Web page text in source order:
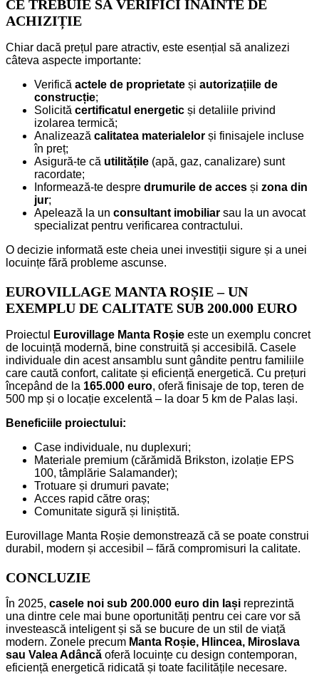
CE TREBUIE SĂ VERIFICI ÎNAINTE DE
ACHIZIȚIE
Chiar dacă prețul pare atractiv, este esențial să analizezi
câteva aspecte importante:
Verifică actele de proprietate și autorizațiile de
construcție;
Solicită certificatul energetic și detaliile privind
izolarea termică;
Analizează calitatea materialelor și finisajele incluse
în preț;
Asigură-te că utilitățile (apă, gaz, canalizare) sunt
racordate;
Informează-te despre drumurile de acces și zona din
jur;
Apelează la un consultant imobiliar sau la un avocat
specializat pentru verificarea contractului.
O decizie informată este cheia unei investiții sigure și a unei
locuințe fără probleme ascunse.
EUROVILLAGE MANTA ROȘIE – UN
EXEMPLU DE CALITATE SUB 200.000 EURO
Proiectul Eurovillage Manta Roșie este un exemplu concret
de locuință modernă, bine construită și accesibilă. Casele
individuale din acest ansamblu sunt gândite pentru familiile
care caută confort, calitate și eficiență energetică. Cu prețuri
începând de la 165.000 euro, oferă finisaje de top, teren de
500 mp și o locație excelentă – la doar 5 km de Palas Iași.
Beneficiile proiectului:
Case individuale, nu duplexuri;
Materiale premium (cărămidă Brikston, izolație EPS
100, tâmplărie Salamander);
Trotuare și drumuri pavate;
Acces rapid către oraș;
Comunitate sigură și liniștită.
Eurovillage Manta Roșie demonstrează că se poate construi
durabil, modern și accesibil – fără compromisuri la calitate.
CONCLUZIE
În 2025, casele noi sub 200.000 euro din Iași reprezintă
una dintre cele mai bune oportunități pentru cei care vor să
investească inteligent și să se bucure de un stil de viață
modern. Zonele precum Manta Roșie, Hlincea, Miroslava
sau Valea Adâncă oferă locuințe cu design contemporan,
eficiență energetică ridicată și toate facilitățile necesare.